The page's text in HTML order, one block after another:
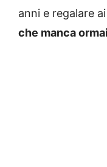
anni e regalare
che manca